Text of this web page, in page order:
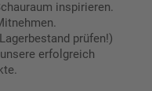
inspirieren.
prüfen!)
erfolgreich